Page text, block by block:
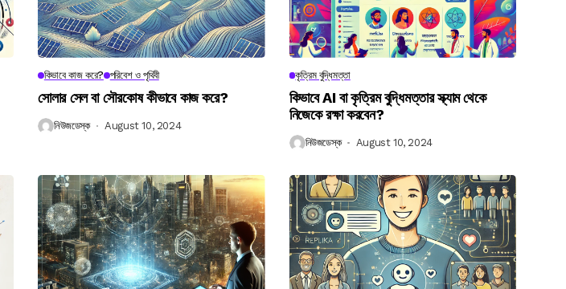
কিভাবে কাজ করে? পরিবেশ ও পৃথিবী
সোলার সেল বা সৌরকোষ কীভাবে কাজ করে?
নিউজডেস্ক August 10, 2024
কৃত্রিম বুদ্ধিমত্তা
কিভাবে AI বা কৃত্রিম বুদ্ধিমত্তার স্ক্যাম থেকে
নিজেকে রক্ষা করবেন?
নিউজডেস্ক August 10, 2024